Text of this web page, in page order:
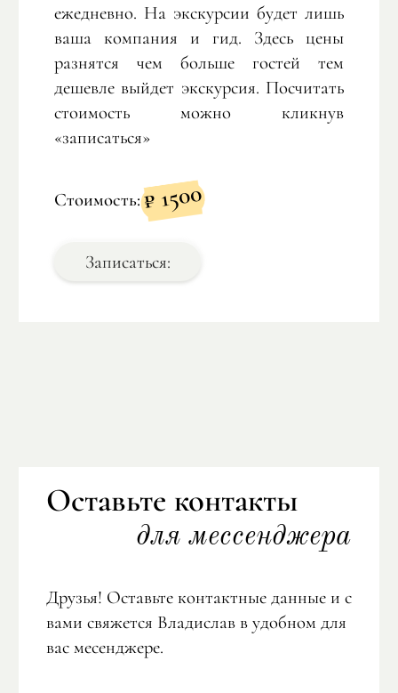
ежедневно. На экскурсии будет лишь
ваша компания и гид. Здесь цены
разнятся чем больше гостей тем
дешевле выйдет экскурсия. Посчитать
стоимость можно кликнув
«записаться»
Стоимость:₽1500
Записаться:
Оставьте контакты
для мессенджера
Друзья! Оставьте контактные данные и с
вами свяжется Владислав в удобном для
вас месенджере.